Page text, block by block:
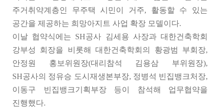
주거취약계층인 무주택 시민이 거주, 활동할 수 있는
공간을 제공하는 희망아지트 사업 확장 모델이다.
이날 협약식에는 SH공사 김세용 사장과 대한건축학회
강부성 회장을 비롯해 대한건축학회의 황광범 부회장,
안정원 홍보위원장(대리참석 김용삼 부위원장),
SH공사의 정유승 도시재생본부장, 정병석 빈집뱅크처장,
이동구 빈집뱅크기획부장 등이 참석해 업무협약을
진행했다.